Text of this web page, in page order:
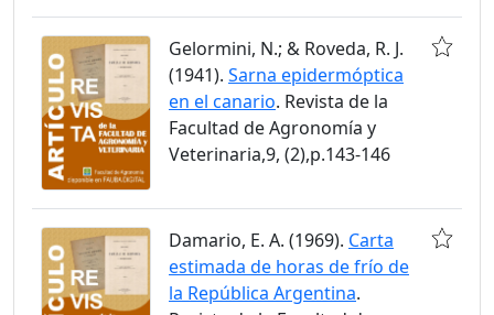
Gelormini, N.; & Roveda, R. J.
(1941). Sarna epidermóptica
en el canario. Revista de la
Facultad de Agronomía y
Veterinaria,9, (2),p.143-146
Damario, E. A. (1969). Carta
estimada de horas de frío de
la República Argentina.